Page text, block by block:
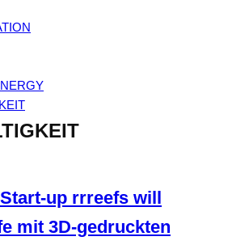
up rrreefs will
mit 3D-gedruckten